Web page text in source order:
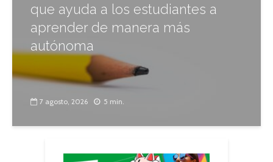
que ayuda a los estudiantes a
aprender de manera más
autónoma
7 agosto, 2026 5 min.